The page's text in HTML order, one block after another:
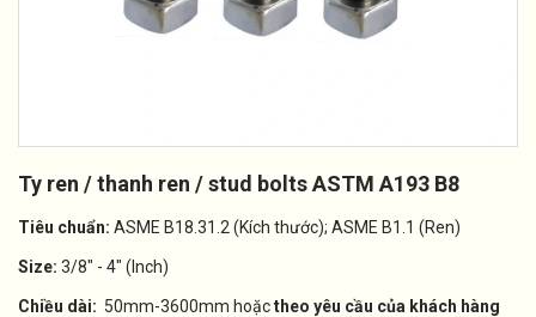
Ty ren / thanh ren / stud bolts ASTM A193 B8
Tiêu chuẩn: ASME B18.31.2 (Kích thước); ASME B1.1 (Ren)
Size: 3/8" - 4" (Inch)
Chiều dài: 50mm-3600mm hoặctheo yêu cầu của khách hàng